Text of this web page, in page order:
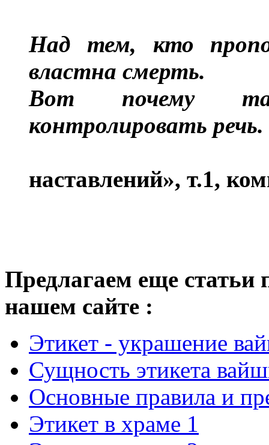
Над тем, кто
властна смерть.
Вот почему
контролировать речь.
наставлений», т.1,
Предлагаем еще статьи
нашем сайте :
Этикет - украшение
Сущность этикета
Основные правила и
Этикет в храме 1